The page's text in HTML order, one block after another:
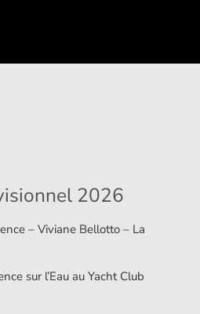
2026
– Viviane Bellotto – La
sur l’Eau au Yacht Club